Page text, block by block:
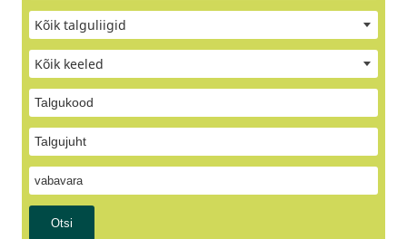
Kõik talguliigid
Kõik keeled